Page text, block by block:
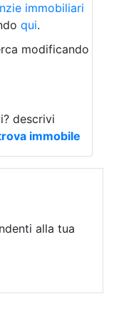
immobiliari
qui.
modificando
descrivi
immobile
alla tua